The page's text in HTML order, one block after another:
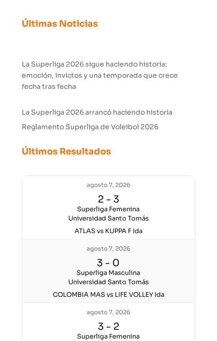
Últimas Noticias
La Superliga 2026 sigue haciendo historia:
emoción, invictos y una temporada que crece
fecha tras fecha
La Superliga 2026 arrancó haciendo historia
Reglamento Superliga de Voleibol 2026
Últimos Resultados
agosto 7, 2026
2- 3
Superliga Femenina
Universidad Santo Tomás
ATLAS vs KUPPA F Ida
agosto 7, 2026
3 - 0
Superliga Masculina
Universidad Santo Tomás
COLOMBIA MAS vs LIFE VOLLEY Ida
agosto 7, 2026
3 - 2
Superliga Femenina